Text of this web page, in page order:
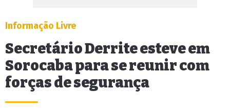
Informação Livre
Secretário Derrite esteve em
Sorocaba para se reunir com
forças de segurança